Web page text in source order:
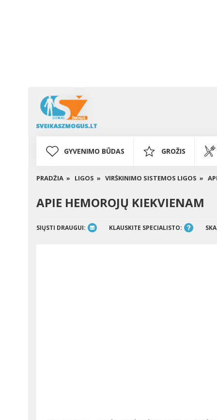
GYVENIMO BŪDAS GROŽIS
PRADŽIA » LIGOS » VIRŠKINIMO SISTEMOS LIGOS »
APIE HEMOROJŲ KIEKVIENAM
SIŲSTI DRAUGUI: KLAUSKITE SPECIALISTO: